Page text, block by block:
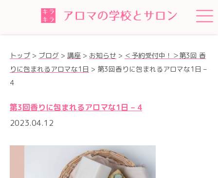
トップ > ブログ > 講座 > お知らせ > ＜予約受付中！＞第3回 香
りに包まれるアロマな1日 > 第3回香りに包まれるアロマな1日 –
4
第3回香りに包まれるアロマな1日 – 4
2023.04.12